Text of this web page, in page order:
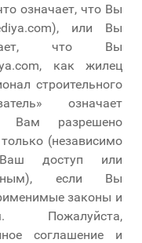
означает, что Вы
или Вы
что Вы
как жилец
строительного
означает
Вам разрешено
(независимо
доступ или
если Вы
законы и
Пожалуйста,
соглашение и